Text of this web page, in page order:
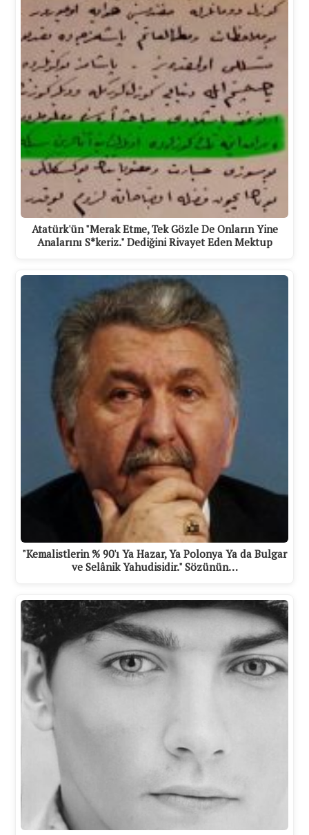
Atatürk'ün "Merak Etme, Tek Gözle De Onların Yine
Analarını S*keriz." Dediğini Rivayet Eden Mektup
"Kemalistlerin % 90'ı Ya Hazar, Ya Polonya Ya da Bulgar
ve Selânik Yahudisidir." Sözünün…